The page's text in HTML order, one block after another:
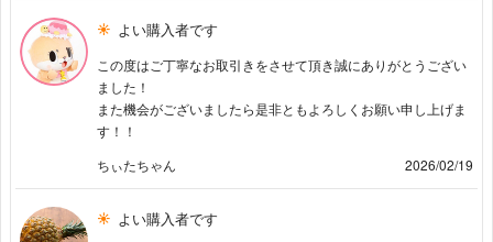
よい購入者です
この度はご丁寧なお取引きをさせて頂き誠にありがとうござい
ました！
また機会がございましたら是非ともよろしくお願い申し上げま
す！！
ちぃたちゃん
2026/02/19
よい購入者です